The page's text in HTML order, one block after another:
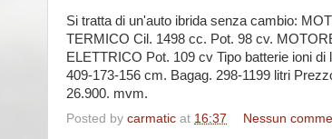
Si tratta di un'auto ibrida senza cambio:
TERMICO Cil. 1498 cc. Pot. 98 cv.
ELETTRICO Pot. 109 cv Tipo batterie ioni di
409-173-156 cm. Bagag. 298-1199 litri
26.900. mvm.
Posted by carmatic at 16:37 Nessun